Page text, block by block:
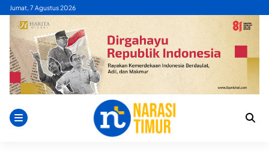
Skip
content
Jumat, 7 Agustus 2026